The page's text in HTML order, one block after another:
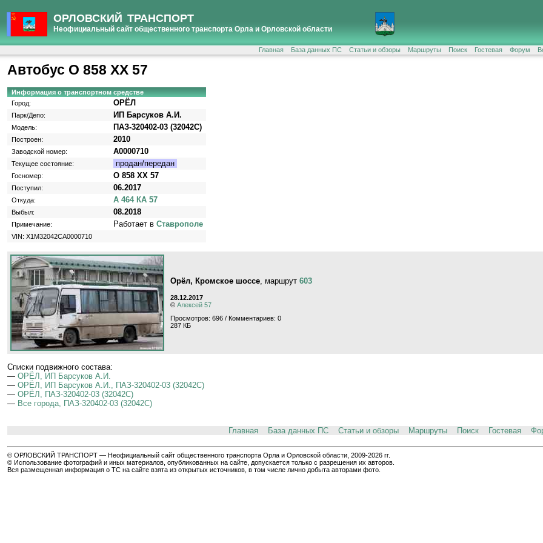
ОРЛОВСКИЙ ТРАНСПОРТ
Неофициальный сайт общественного транспорта Орла и Орловской области
Главная База данных ПС Статьи и обзоры Маршруты Поиск Гостевая Форум
Автобус О 858 ХХ 57
Информация о транспортном средстве
Город:
ОРЁЛ
Парк/Депо: ИП Барсуков А.И.
Модель: ПАЗ-320402-03 (32042C)
Построен: 2010
Заводской номер: A0000710
Текущее состояние: продан/передан
Госномер: О 858 ХХ 57
Поступил: 06.2017
Откуда: А 464 КА 57
Выбыл: 08.2018
Примечание: Работает в Ставрополе
VIN: X1M32042CA0000710
Орёл, Кромское шоссе, маршрут 603
28.12.2017
© Алексей 57
Просмотров: 696 / Комментариев: 0
287 КБ
Cписки подвижного состава:
— ОРЁЛ, ИП Барсуков А.И.
— ОРЁЛ, ИП Барсуков А.И., ПАЗ-320402-03 (32042C)
— ОРЁЛ, ПАЗ-320402-03 (32042C)
— Все города, ПАЗ-320402-03 (32042C)
Главная База данных ПС Статьи и обзоры Маршруты Поиск Гостевая
© ОРЛОВСКИЙ ТРАНСПОРТ — Неофициальный сайт общественного транспорта Орла и Орловской области, 2009-2026 гг.
© Использование фотографий и иных материалов, опубликованных на сайте, допускается только с разрешения их авторов.
Вся размещенная информация о ТС на сайте взята из открытых источников, в том числе лично добыта авторами фото.